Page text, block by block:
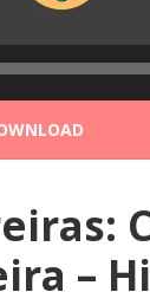
–